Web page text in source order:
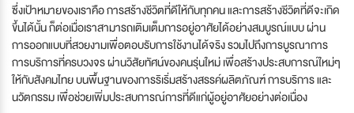
ซึ่งเป้าหมายของเราคือ การสร้างชีวิตที่ดีให้กับทุกคน และการสร้างชีวิตที่ดีจะเกิด
ขึ้นได้นั้น ก็ต่อเมื่อเราสามารถเติมเต็มการอยู่อาศัยได้อย่างสมบูรณ์แบบ ผ่าน
การออกแบบที่สวยงามเพื่อตอบรับการใช้งานได้จริง รวมไปถึงการบูรณาการ
การบริการที่ครบวงจร ผ่านวิสัยทัศน์ของคนรุ่นใหม่ เพื่อสร้างประสบการณ์ใหม่ๆ
ให้กับสังคมไทย บนพื้นฐานของการริเริ่มสร้างสรรค์ผลิตภัณฑ์ การบริการ และ
นวัตกรรม เพื่อช่วยเพิ่มประสบการณ์การที่ดีแก่ผู้อยู่อาศัยอย่างต่อเนื่อง